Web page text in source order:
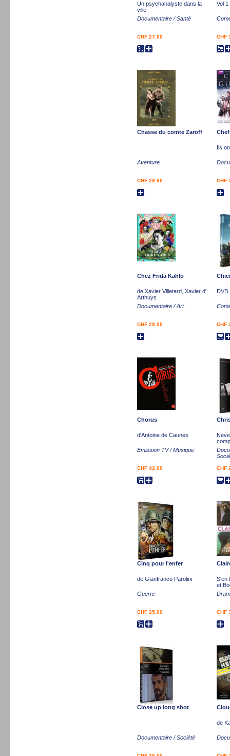
Un psychanalyste dans la
ville
Documentaire / Santé
CHF 27.00
Vol 1
CHF
Chasse du comte Zaroff
Aventure
CHF 29.90
Ils
CHF
Chez Frida Kahlo
de Xavier Villetard, Xavier d'
Arthuys
Documentaire / Art
CHF 29.00
DVD
CHF
Chorus
d'Antoine de Caunes
Emission TV / Musique
CHF 42.00 CHF
Cinq pour l'enfer
de Gianfranco Parolini
Guerre
CHF 25.00
S'en
et
CHF
Close up long shot
Documentaire / Société
de